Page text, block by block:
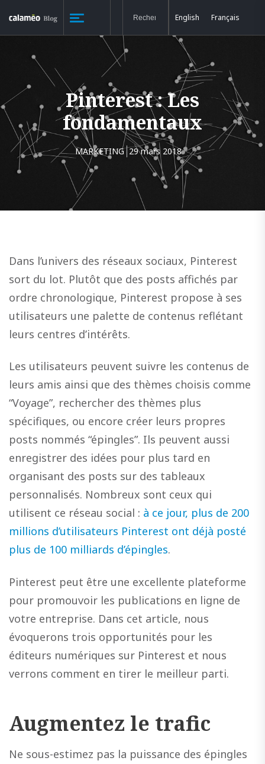
English Français
Pinterest : Les
fondamentaux
MARKETING 29 mars 2018
Dans l’univers des réseaux sociaux, Pinterest
sort du lot. Plutôt que des posts affichés par
ordre chronologique, Pinterest propose à ses
utilisateurs une palette de contenus reflétant
leurs centres d’intérêts.
Les utilisateurs peuvent suivre les contenus de
leurs amis ainsi que des thèmes choisis comme
“Voyage”, rechercher des thèmes plus
spécifiques, ou encore créer leurs propres
posts nommés “épingles”. Ils peuvent aussi
enregistrer des idées pour plus tard en
organisant des posts sur des tableaux
personnalisés. Nombreux sont ceux qui
utilisent ce réseau social : à ce jour, plus de 200
millions d’utilisateurs Pinterest ont déjà posté
plus de 100 milliards d’épingles.
Pinterest peut être une excellente plateforme
pour promouvoir les publications en ligne de
votre entreprise. Dans cet article, nous
évoquerons trois opportunités pour les
éditeurs numériques sur Pinterest et nous
verrons comment en tirer le meilleur parti.
Augmentez le trafic
Ne sous-estimez pas la puissance des épingles